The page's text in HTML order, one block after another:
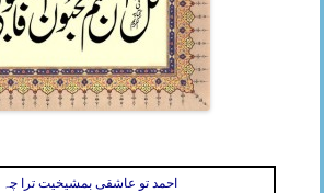
احمد تو عاشقی بمشیخیت ترا چہ